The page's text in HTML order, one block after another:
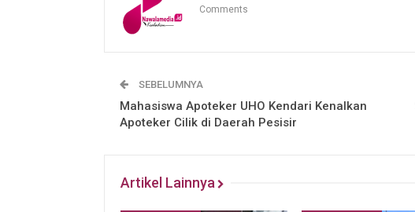
Comments
SEBELUMNYA
Mahasiswa Apoteker UHO Kendari Kenalkan
Apoteker Cilik di Daerah Pesisir
Artikel Lainnya